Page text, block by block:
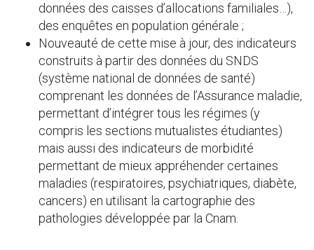
données des caisses d’allocations familiales…),
des enquêtes en population générale ;
Nouveauté de cette mise à jour, des indicateurs
construits à partir des données du SNDS
(système national de données de santé)
comprenant les données de l’Assurance maladie,
permettant d’intégrer tous les régimes (y
compris les sections mutualistes étudiantes)
mais aussi des indicateurs de morbidité
permettant de mieux appréhender certaines
maladies (respiratoires, psychiatriques, diabète,
cancers) en utilisant la cartographie des
pathologies développée par la Cnam.